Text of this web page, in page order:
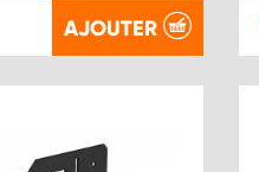
AJOUTER